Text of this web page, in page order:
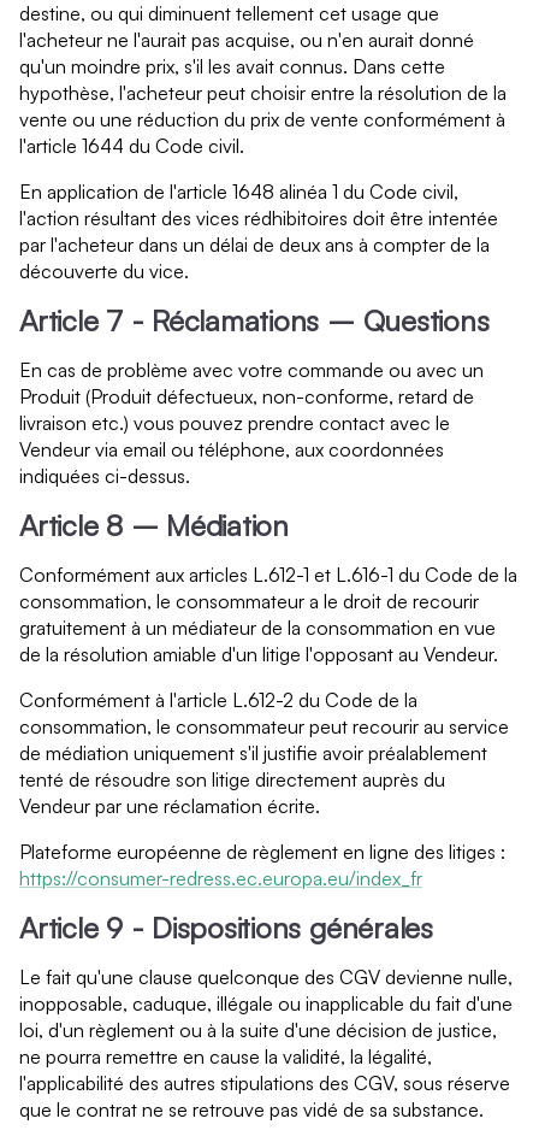
destine, ou qui diminuent tellement cet usage que
l'acheteur ne l'aurait pas acquise, ou n'en aurait donné
qu'un moindre prix, s'il les avait connus. Dans cette
hypothèse, l'acheteur peut choisir entre la résolution de la
vente ou une réduction du prix de vente conformément à
l'article 1644 du Code civil.
En application de l'article 1648 alinéa 1 du Code civil,
l'action résultant des vices rédhibitoires doit être intentée
par l'acheteur dans un délai de deux ans à compter de la
découverte du vice.
Article 7 - Réclamations – Questions
En cas de problème avec votre commande ou avec un
Produit (Produit défectueux, non-conforme, retard de
livraison etc.) vous pouvez prendre contact avec le
Vendeur via email ou téléphone, aux coordonnées
indiquées ci-dessus.
Article 8 – Médiation
Conformément aux articles L.612-1 et L.616-1 du Code de la
consommation, le consommateur a le droit de recourir
gratuitement à un médiateur de la consommation en vue
de la résolution amiable d'un litige l'opposant au Vendeur.
Conformément à l'article L.612-2 du Code de la
consommation, le consommateur peut recourir au service
de médiation uniquement s'il justifie avoir préalablement
tenté de résoudre son litige directement auprès du
Vendeur par une réclamation écrite.
Plateforme européenne de règlement en ligne des litiges :
https://consumer-redress.ec.europa.eu/index_fr
Article 9 - Dispositions générales
Le fait qu'une clause quelconque des CGV devienne nulle,
inopposable, caduque, illégale ou inapplicable du fait d'une
loi, d'un règlement ou à la suite d'une décision de justice,
ne pourra remettre en cause la validité, la légalité,
l'applicabilité des autres stipulations des CGV, sous réserve
que le contrat ne se retrouve pas vidé de sa substance.